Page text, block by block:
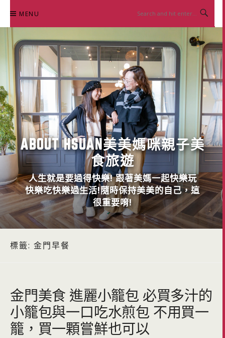
content
MENU
ABOUT HSUAN美美媽咪親子美
食旅遊
人生就是要過得快樂! 跟著美媽一起快樂玩
快樂吃快樂過生活!隨時保持美美的自己，這
很重要唷!
標籤: 金門早餐
金門美食 進麗小籠包 必買多汁的
小籠包與一口吃水煎包 不用買一
籠，買一顆嘗鮮也可以